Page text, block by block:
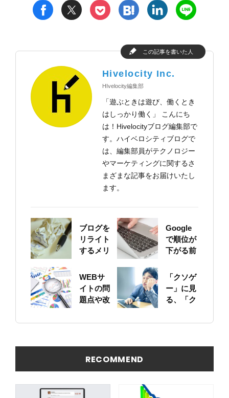
f t p h l n
この記事を書いた人
Hivelocity Inc.
HIvelocity編集部
「遊ぶときは遊び、働くとき
はしっかり働く」 こんにち
は！Hivelocityブログ編集部で
す。ハイベロシティブログで
は、編集部員がテクノロジー
やマーケティングに関するさ
まざまな記事をお届けいたし
ます。
ブログを
リライト
するメリ
いて
Google
で順位が
下がる前
のサイト
をちゃん
と確認し
WEBサ
イトの問
題点や改
トの概要
見つける
方法
「クソゲ
ー」に見
る、「ク
ト」の原
RECOMMEND